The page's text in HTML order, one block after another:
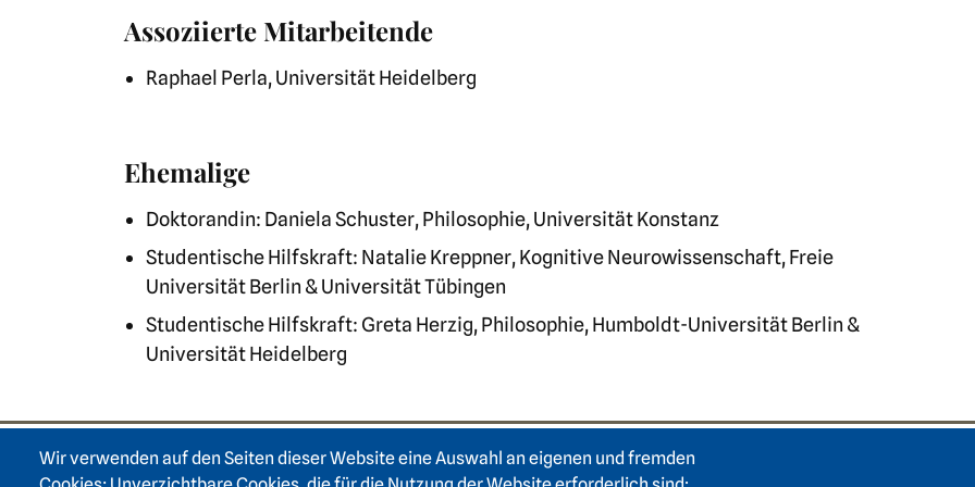
Wir verwenden auf den Seiten dieser Website eine Auswahl an eigenen und fremden
Assoziierte Mitarbeitende
Raphael Perla, Universität Heidelberg
Ehemalige
Doktorandin: Daniela Schuster, Philosophie, Universität Konstanz
Studentische Hilfskraft: Natalie Kreppner, Kognitive Neurowissenschaft, Freie
Universität Berlin & Universität Tübingen
Studentische Hilfskraft: Greta Herzig, Philosophie, Humboldt-Universität Berlin &
Universität Heidelberg
Login Intranet